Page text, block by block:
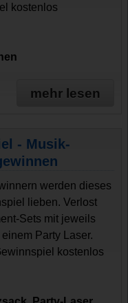
kostenlos
mehr lesen
- Musik-
werden dieses
lieben. Verlost
Sets mit jeweils
Party Laser.
kostenlos